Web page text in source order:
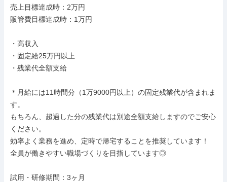
売上目標達成時：2万円
販管費目標達成時：1万円
・高収入
・固定給25万円以上
・残業代全額支給
＊月給には11時間分（1万9000円以上）の固定残業代が含まれま
す。
もちろん、超過した分の残業代は別途全額支給しますのでご安心
ください。
効率よく業務を進め、定時で帰宅することを推奨しています！
全員が働きやすい職場づくりを目指しています◎
試用・研修期間：3ヶ月